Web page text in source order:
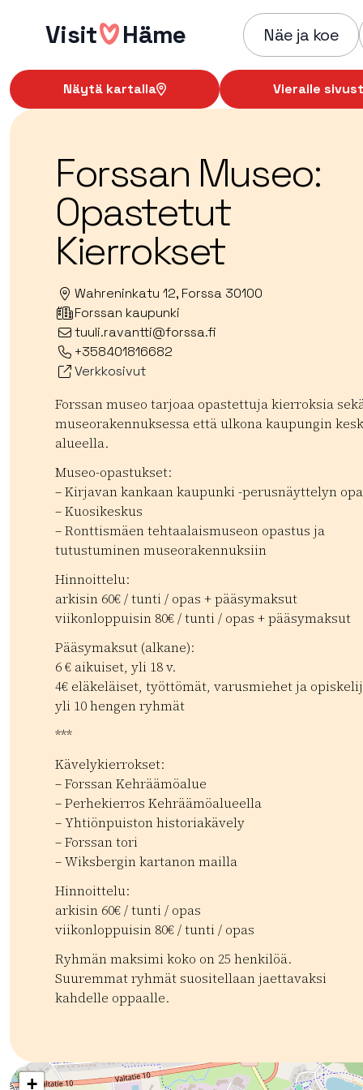
sisältöönVisit Häme Näe ja koe
Näytä kartalla Vieraile
Forssan Museo:
Opastetut
Kierrokset
Wahreninkatu 12, Forssa 30100
Forssan kaupunki
tuuli.ravantti@forssa.fi
+358401816682
Verkkosivut
Forssan museo tarjoaa opastettuja kierroksia
museorakennuksessa että ulkona kaupungin
alueella.
Museo-opastukset:
– Kirjavan kankaan kaupunki -perusnäyttelyn
– Kuosikeskus
– Ronttismäen tehtaalaismuseon opastus ja
tutustuminen museorakennuksiin
Hinnoittelu:
arkisin 60€ / tunti / opas + pääsymaksut
viikonloppuisin 80€ / tunti / opas + pääsymaksut
Pääsymaksut (alkane):
6 € aikuiset, yli 18 v.
4€ eläkeläiset, työttömät, varusmiehet ja
yli 10 hengen ryhmät
***
Kävelykierrokset:
– Forssan Kehräämöalue
– Perhekierros Kehräämöalueella
– Yhtiönpuiston historiakävely
– Forssan tori
– Wiksbergin kartanon mailla
Hinnoittelu:
arkisin 60€ / tunti / opas
viikonloppuisin 80€ / tunti / opas
Ryhmän maksimi koko on 25 henkilöä.
Suuremmat ryhmät suositellaan jaettavaksi
kahdelle oppaalle.
+